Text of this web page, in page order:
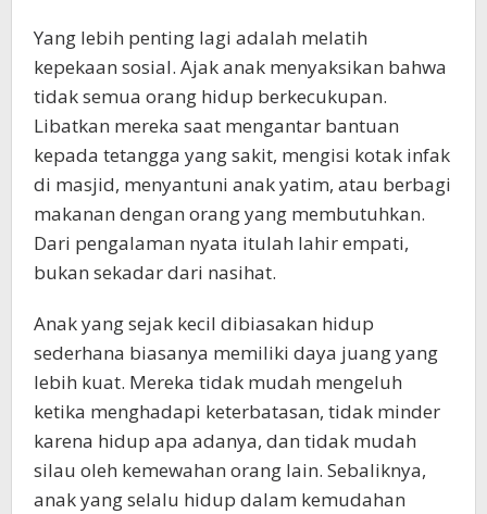
Yang lebih penting lagi adalah melatih
kepekaan sosial. Ajak anak menyaksikan bahwa
tidak semua orang hidup berkecukupan.
Libatkan mereka saat mengantar bantuan
kepada tetangga yang sakit, mengisi kotak infak
di masjid, menyantuni anak yatim, atau berbagi
makanan dengan orang yang membutuhkan.
Dari pengalaman nyata itulah lahir empati,
bukan sekadar dari nasihat.
Anak yang sejak kecil dibiasakan hidup
sederhana biasanya memiliki daya juang yang
lebih kuat. Mereka tidak mudah mengeluh
ketika menghadapi keterbatasan, tidak minder
karena hidup apa adanya, dan tidak mudah
silau oleh kemewahan orang lain. Sebaliknya,
anak yang selalu hidup dalam kemudahan